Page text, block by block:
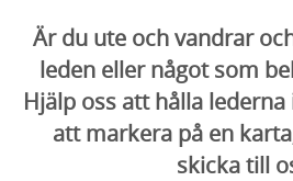
Är du ute och vandrar
leden eller något som
Hjälp oss att hålla
att markera på en
skicka till